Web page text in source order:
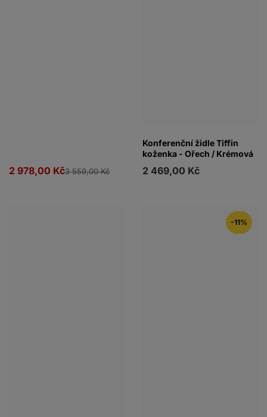
2 978,00 Kč3 559,00 Kč
Konferenční židle Tiffin
koženka - Ořech / Krémová
2 469,00 Kč
-11%